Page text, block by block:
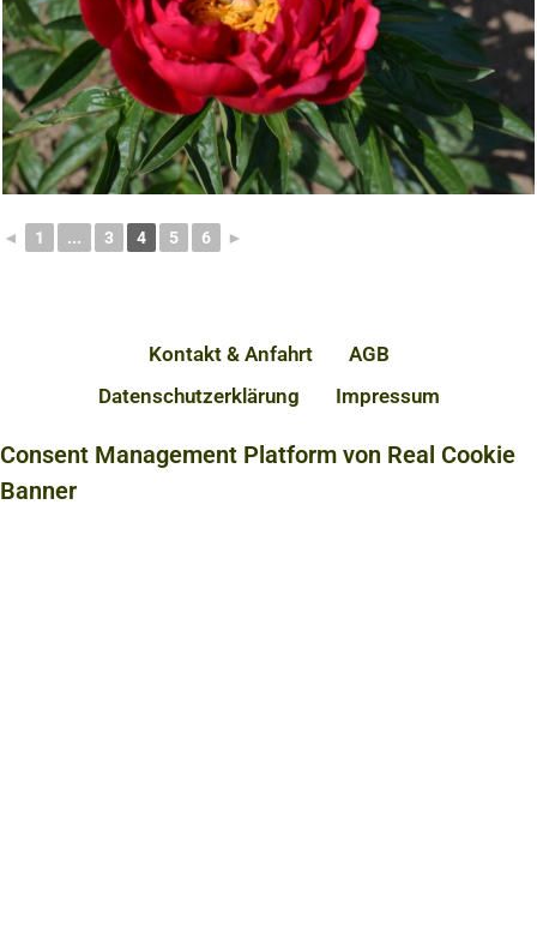
◄ 1 ... 3 4 5 6 ►
Kontakt & Anfahrt
AGB
Datenschutzerklärung
Impressum
Consent Management Platform von Real Cookie
Banner